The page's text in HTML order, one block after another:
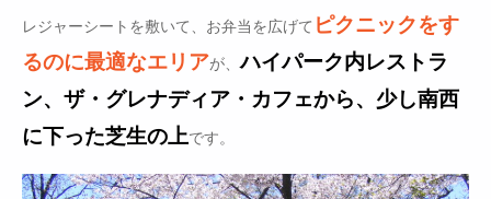
レジャーシートを敷いて、お弁当を広げて ピクニックをす
るのに最適なエリアが、ハイパーク内レストラ
ン、ザ・グレナディア・カフェから、少し南西
に下った芝生の上です。